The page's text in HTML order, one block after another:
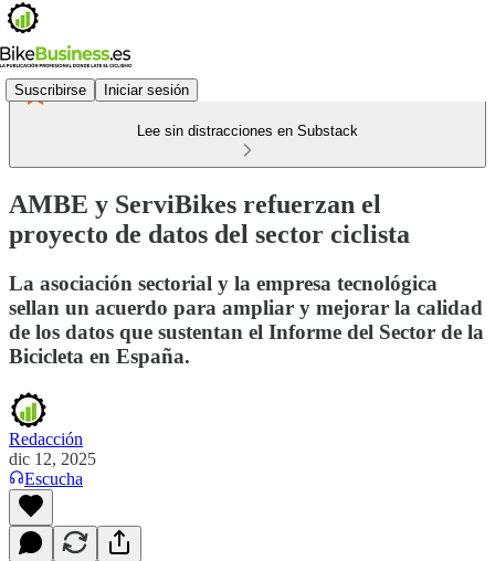
Suscribirse Iniciar sesión
Lee sin distracciones en Substack
AMBE y ServiBikes refuerzan el
proyecto de datos del sector ciclista
La asociación sectorial y la empresa tecnológica
sellan un acuerdo para ampliar y mejorar la calidad
de los datos que sustentan el Informe del Sector de la
Bicicleta en España.
Redacción
dic 12, 2025
Escucha